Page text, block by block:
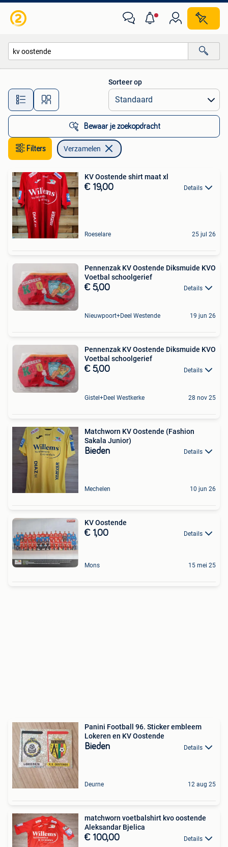
Alle afstanden…
Sorteer op
Bewaar je zoekopdracht
Filters Verzamelen
KV Oostende shirt maat xl
€ 19,00 Details
Roeselare 25 jul 26
Pennenzak KV Oostende Diksmuide KVO
Voetbal schoolgerief
€ 5,00 Details
Nieuwpoort+Deel Westende 19 jun 26
Pennenzak KV Oostende Diksmuide KVO
Voetbal schoolgerief
€ 5,00 Details
Gistel+Deel Westkerke 28 nov 25
Matchworn KV Oostende (Fashion
Sakala Junior)
Bieden Details
Mechelen 10 jun 26
KV Oostende
€ 1,00 Details
Mons 15 mei 25
Panini Football 96. Sticker embleem
Lokeren en KV Oostende
Bieden Details
Deurne 12 aug 25
matchworn voetbalshirt kvo oostende
Aleksandar Bjelica
€ 100,00 Details